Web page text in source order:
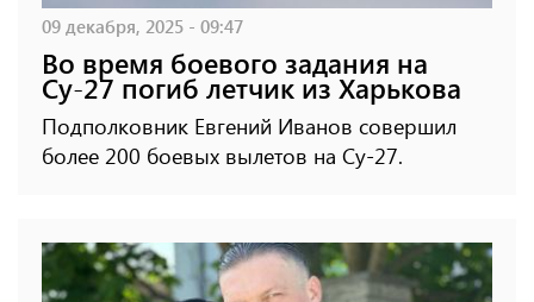
09 декабря, 2025 - 09:47
Во время боевого задания на
Су-27 погиб летчик из Харькова
Подполковник Евгений Иванов совершил
более 200 боевых вылетов на Су-27.